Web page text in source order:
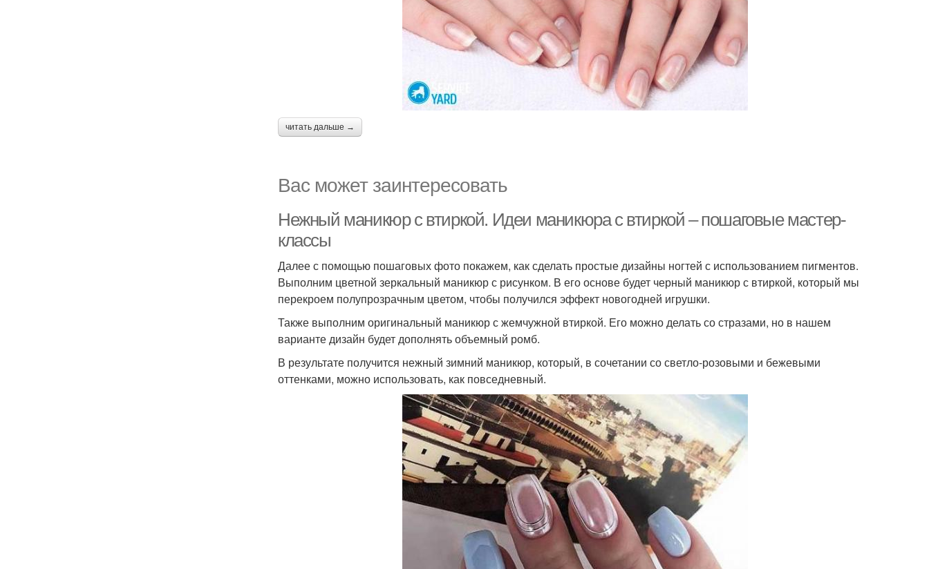
читать дальше →
Вас может заинтересовать
Нежный маникюр с втиркой. Идеи маникюра с втиркой – пошаговые мастер-
классы
Далее с помощью пошаговых фото покажем, как сделать простые дизайны ногтей с использованием пигментов.
Выполним цветной зеркальный маникюр с рисунком. В его основе будет черный маникюр с втиркой, который мы
перекроем полупрозрачным цветом, чтобы получился эффект новогодней игрушки.
Также выполним оригинальный маникюр с жемчужной втиркой. Его можно делать со стразами, но в нашем
варианте дизайн будет дополнять объемный ромб.
В результате получится нежный зимний маникюр, который, в сочетании со светло-розовыми и бежевыми
оттенками, можно использовать, как повседневный.